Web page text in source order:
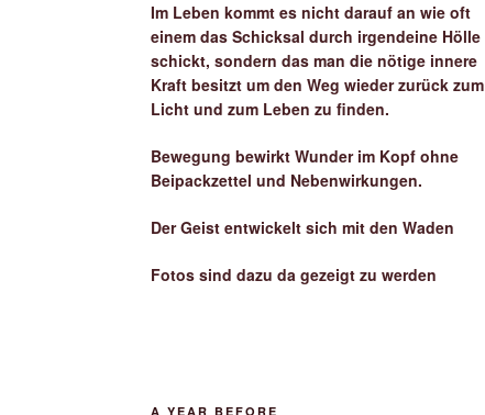
Im Leben kommt es nicht darauf an wie oft
einem das Schicksal durch irgendeine Hölle
schickt, sondern das man die nötige innere
Kraft besitzt um den Weg wieder zurück zum
Licht und zum Leben zu finden.
Bewegung bewirkt Wunder im Kopf ohne
Beipackzettel und Nebenwirkungen.
Der Geist entwickelt sich mit den Waden
Fotos sind dazu da gezeigt zu werden
A YEAR BEFORE